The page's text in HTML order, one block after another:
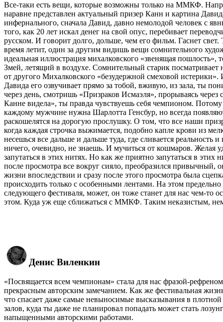
Все-таки есть вещи, которые возможны только на ММКФ.
наравне представлен актуальный призер Канн и картина
инфернального, сначала Давид, давно немолодой человек с
того, как 20 лет искал денег на свой опус, перебивает
русском. И говорит долго, дольше, чем его фильм. Гаснет
время летит, один за другим видишь вещи сомнительного
идеальная иллюстрация михалковского «звенящая
Змей, летящий в воздухе. Сомнительный старик
от другого Михалковского «безудержной смеховой
Давида его озвучивает прямо за тобой, вживую, из зала, ты
через день, смотришь «Призраков Исмаэля», прорываясь
Канне видела», ты правда чувствуешь себя чемпионом.
каждому мужчине нужна Шарлотта Генсбур, но всегда
раскошелятся на дорогую прослушку. О том, что все наши
когда каждая строчка выжимается, подобно капле крови из
несешься все дальше и дальше туда, где сливается реальность
ничего, очевидно, не знаешь. И мучиться от кошмаров.
запутаться в этих нитях. Но как же приятно запутаться в
после просмотра все вокруг сияло, преобразился
жизни впоследствии и сразу после этого просмотра была
происходить только с особенными лентами. На этом
следующего фестиваля, может, он тоже станет для нас чем-
этом. Куда уж еще сближаться с ММКФ. Таким неказистым,
Денис Виленкин
«Посвящается всем чемпионам» стала для нас фразой-
прекрасным авторским замечанием. Как же фестивальная
что спасает даже самые невыносимые высказывания в
залов, куда ты даже не планировал попадать может стать
напыщенными авторскими работами.